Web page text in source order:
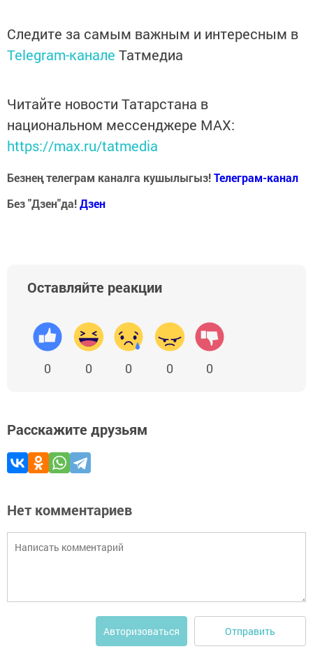
Следите за самым важным и интересным в
Telegram-канале Татмедиа
Читайте новости Татарстана в
национальном мессенджере MАХ:
https://max.ru/tatmedia
Безнең телеграм каналга кушылыгыз!Телеграм-канал
Без "Дзен"да!Дзен
Оставляйте реакции
0 0 0 0 0
Расскажите друзьям
Нет комментариев
Авторизоваться Отправить